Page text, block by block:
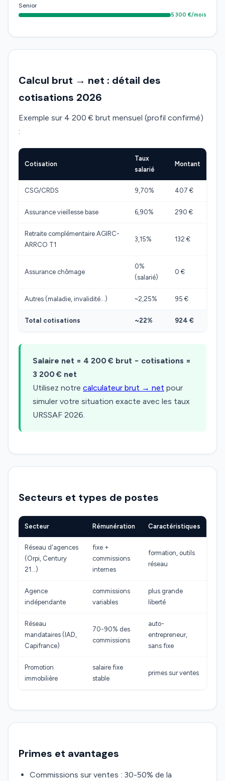
Senior
5 300 €/mois
Calcul brut → net : détail des
cotisations 2026
Exemple sur 4 200 € brut mensuel (profil confirmé)
:
Cotisation
Taux
salarié
Montant
CSG/CRDS 9,70% 407 €
Assurance vieillesse base 6,90% 290 €
Retraite complémentaire AGIRC-
ARRCO T1
3,15% 132 €
Assurance chômage
0%
(salarié)
0 €
Autres (maladie, invalidité…) ~2,25% 95 €
Total cotisations ~22% 924 €
Salaire net = 4 200 € brut − cotisations =
3 200 € net
Utilisez notre calculateur brut → net pour
simuler votre situation exacte avec les taux
URSSAF 2026.
Secteurs et types de postes
Secteur Rémunération Caractéristiques
Réseau d'agences
(Orpi, Century
21…)
fixe +
commissions
internes
formation, outils
réseau
Agence
indépendante
commissions
variables
plus grande
liberté
Réseau
mandataires (IAD,
Capifrance)
70-90% des
commissions
auto-
entrepreneur,
sans fixe
Promotion
immobilière
salaire fixe
stable
primes sur ventes
Primes et avantages
Commissions sur ventes : 30-50% de la